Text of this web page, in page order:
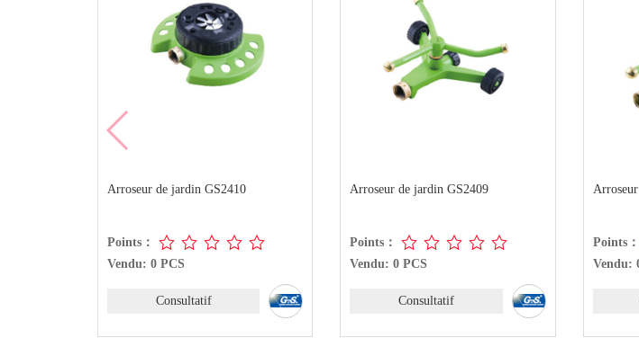
Arroseur de jardin GS2409
Points：
Vendu: 0 PCS
Consultatif
Arroseur de jardin GS2408
Points：
Vendu: 0 PCS
Consultatif